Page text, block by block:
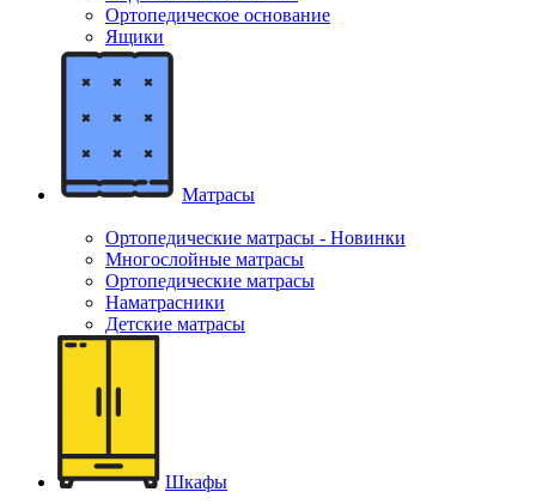
Ортопедическое основание
Ящики
Матрасы
Ортопедические матрасы - Новинки
Многослойные матрасы
Ортопедические матрасы
Наматрасники
Детские матрасы
Шкафы